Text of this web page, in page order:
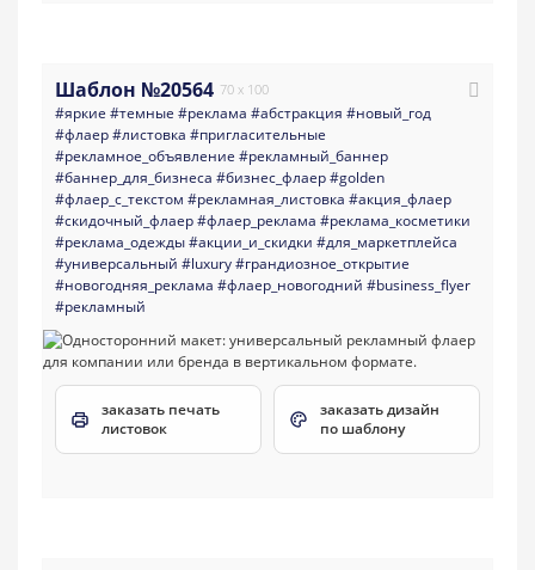
Шаблон №20564 70 x 100
#яркие #темные #реклама #абстракция #новый_год
#флаер#листовка #пригласительные
#рекламное_объявление #рекламный_баннер
#баннер_для_бизнеса #бизнес_флаер#golden
#флаер_с_текстом #рекламная_листовка #акция_флаер
#скидочный_флаер#флаер_реклама #реклама_косметики
#реклама_одежды#акции_и_скидки #для_маркетплейса
#универсальный #luxury#грандиозное_открытие
#новогодняя_реклама #флаер_новогодний #business_flyer
#рекламный
заказать печать
листовок
заказать дизайн
по шаблону